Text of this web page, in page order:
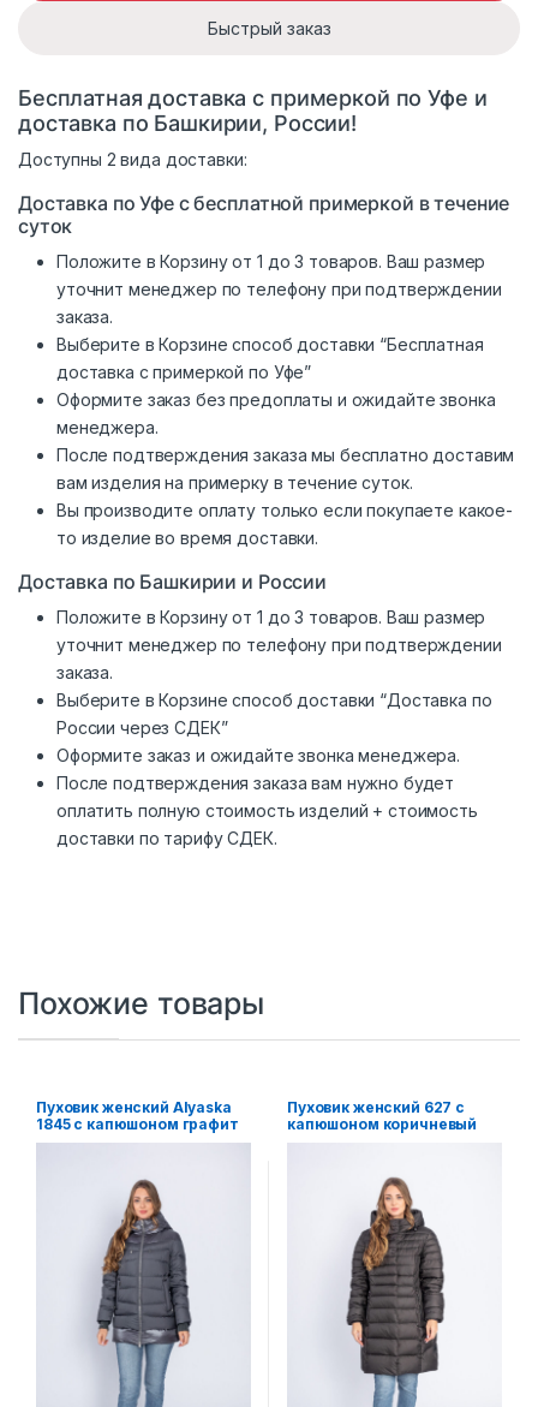
Быстрый заказ
Бесплатная доставка с примеркой по Уфе и
доставка по Башкирии, России!
Доступны 2 вида доставки:
Доставка по Уфе с бесплатной примеркой в течение
суток
Положите в Корзину от 1 до 3 товаров. Ваш размер
уточнит менеджер по телефону при подтверждении
заказа.
Выберите в Корзине способ доставки “Бесплатная
доставка с примеркой по Уфе”
Оформите заказ без предоплаты и ожидайте звонка
менеджера.
После подтверждения заказа мы бесплатно доставим
вам изделия на примерку в течение суток.
Вы производите оплату только если покупаете какое-
то изделие во время доставки.
Доставка по Башкирии и России
Положите в Корзину от 1 до 3 товаров. Ваш размер
уточнит менеджер по телефону при подтверждении
заказа.
Выберите в Корзине способ доставки “Доставка по
России через СДЕК”
Оформите заказ и ожидайте звонка менеджера.
После подтверждения заказа вам нужно будет
оплатить полную стоимость изделий + стоимость
доставки по тарифу СДЕК.
Похожие товары
Пуховик женский Alyaska
1845 с капюшоном графит
Пуховик женский 627 с
капюшоном коричневый